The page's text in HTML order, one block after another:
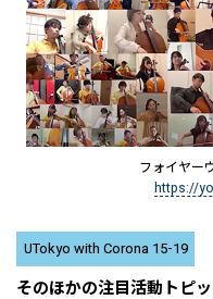
フォイヤー
https://
UTokyo with Corona 15-19
そのほかの注目活動トピ